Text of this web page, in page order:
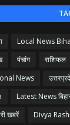
Local News
पंचांग राशिफल
News
Latest News
खबरें
Divya